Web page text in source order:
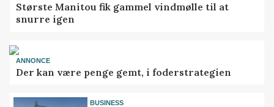
Største Manitou fik gammel vindmølle til at
snurre igen
ANNONCE
Der kan være penge gemt, i foderstrategien
BUSINESS